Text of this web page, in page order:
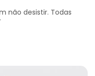
não desistir. Todas